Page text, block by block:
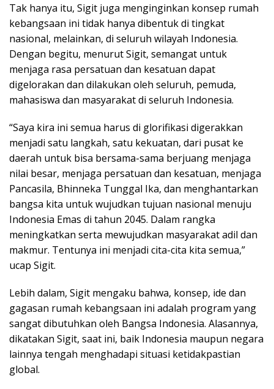
Tak hanya itu, Sigit juga menginginkan konsep rumah
kebangsaan ini tidak hanya dibentuk di tingkat
nasional, melainkan, di seluruh wilayah Indonesia.
Dengan begitu, menurut Sigit, semangat untuk
menjaga rasa persatuan dan kesatuan dapat
digelorakan dan dilakukan oleh seluruh, pemuda,
mahasiswa dan masyarakat di seluruh Indonesia.
“Saya kira ini semua harus di glorifikasi digerakkan
menjadi satu langkah, satu kekuatan, dari pusat ke
daerah untuk bisa bersama-sama berjuang menjaga
nilai besar, menjaga persatuan dan kesatuan, menjaga
Pancasila, Bhinneka Tunggal Ika, dan menghantarkan
bangsa kita untuk wujudkan tujuan nasional menuju
Indonesia Emas di tahun 2045. Dalam rangka
meningkatkan serta mewujudkan masyarakat adil dan
makmur. Tentunya ini menjadi cita-cita kita semua,”
ucap Sigit.
Lebih dalam, Sigit mengaku bahwa, konsep, ide dan
gagasan rumah kebangsaan ini adalah program yang
sangat dibutuhkan oleh Bangsa Indonesia. Alasannya,
dikatakan Sigit, saat ini, baik Indonesia maupun negara
lainnya tengah menghadapi situasi ketidakpastian
global.